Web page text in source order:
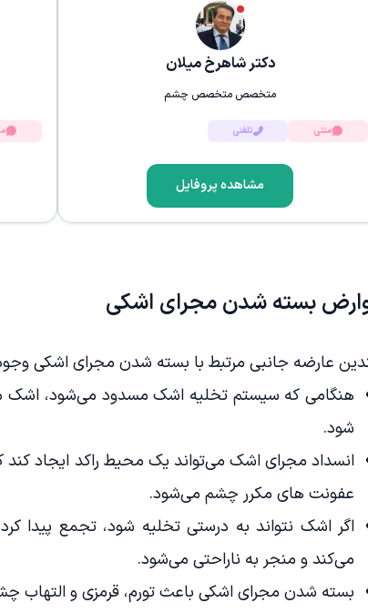
دکتر شاهرخ میلان
متخصص متخصص چشم
متنی تلفنی
مشاهده پروفایل
بسته شدن مجرای اشکی
عارضه جانبی مرتبط با بسته شدن مجرای اشکی
هنگامی که سیستم تخلیه اشک مسدود می‌شود،
شود.
انسداد مجرای اشک می‌تواند یک محیط راکد ایجاد کند
عفونت های مکرر چشم می‌شود.
اگر اشک نتواند به درستی تخلیه شود، تجمع پیدا
می‌کند و منجر به ناراحتی می‌شود.
بسته شدن مجرای اشکی باعث تورم، قرمزی و التهاب